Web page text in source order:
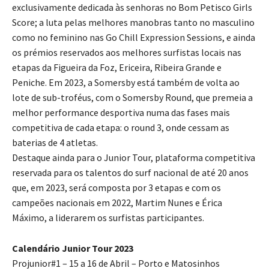
exclusivamente dedicada às senhoras no Bom Petisco Girls
Score; a luta pelas melhores manobras tanto no masculino
como no feminino nas Go Chill Expression Sessions, e ainda
os prémios reservados aos melhores surfistas locais nas
etapas da Figueira da Foz, Ericeira, Ribeira Grande e
Peniche. Em 2023, a Somersby está também de volta ao
lote de sub-troféus, com o Somersby Round, que premeia a
melhor performance desportiva numa das fases mais
competitiva de cada etapa: o round 3, onde cessam as
baterias de 4 atletas.
Destaque ainda para o Junior Tour, plataforma competitiva
reservada para os talentos do surf nacional de até 20 anos
que, em 2023, será composta por 3 etapas e com os
campeões nacionais em 2022, Martim Nunes e Érica
Máximo, a liderarem os surfistas participantes.
Calendário Junior Tour 2023
Projunior#1 – 15 a 16 de Abril – Porto e Matosinhos